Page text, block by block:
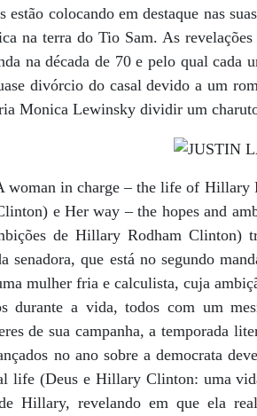
colocando em destaque nas
na terra do Tio Sam. As
na década de 70 e pelo qual cada
divórcio do casal devido a um
Monica Lewinsky dividir um
woman in charge – the life of
e Her way – the hopes and
de Hillary Rodham Clinton)
senadora, que está no segundo
mulher fria e calculista, cuja
durante a vida, todos com um
de sua campanha, a temporada
no ano sobre a democrata
life (Deus e Hillary Clinton: uma
Hillary, revelando em que ela